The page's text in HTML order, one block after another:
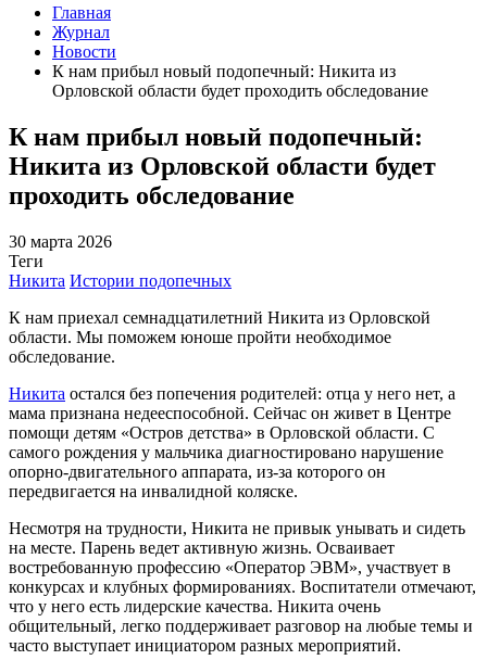
Главная
Журнал
Новости
К нам прибыл новый подопечный: Никита из
Орловской области будет проходить обследование
К нам прибыл новый подопечный:
Никита из Орловской области будет
проходить обследование
30 марта 2026
Теги
Никита Истории подопечных
К нам приехал семнадцатилетний Никита из Орловской
области. Мы поможем юноше пройти необходимое
обследование.
Никита остался без попечения родителей: отца у него нет, а
мама признана недееспособной. Сейчас он живет в Центре
помощи детям «Остров детства» в Орловской области. С
самого рождения у мальчика диагностировано нарушение
опорно-двигательного аппарата, из-за которого он
передвигается на инвалидной коляске.
Несмотря на трудности, Никита не привык унывать и сидеть
на месте. Парень ведет активную жизнь. Осваивает
востребованную профессию «Оператор ЭВМ», участвует в
конкурсах и клубных формированиях. Воспитатели отмечают,
что у него есть лидерские качества. Никита очень
общительный, легко поддерживает разговор на любые темы и
часто выступает инициатором разных мероприятий.